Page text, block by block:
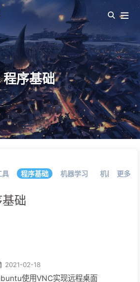
程序基础
具 程序基础 机器学习 机器人更多
础
2021-02-18
使用VNC实现远程桌面